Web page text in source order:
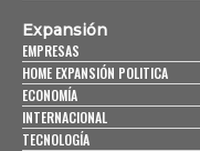
Expansión
EMPRESAS
HOME EXPANSIÓN POLITICA
ECONOMÍA
INTERNACIONAL
TECNOLOGÍA